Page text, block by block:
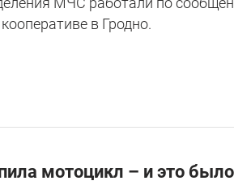
в Гродно.
мотоцикл – и это было